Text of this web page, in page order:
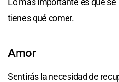
tienes qué comer.
Amor
Sentirás la necesidad de